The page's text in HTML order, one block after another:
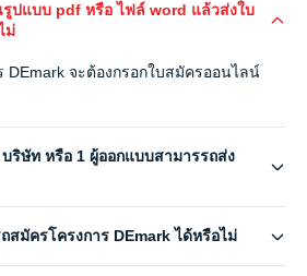
ปแบบ pdf หรือ ไฟล์ word แล้วส่งใบ
ม่
DEmark จะต้องกรอกใบสมัครออนไลน์
ริษัท หรือ 1 ผู้ออกแบบสามารรถส่ง
สมัครโครงการ DEmark ได้หรือไม่